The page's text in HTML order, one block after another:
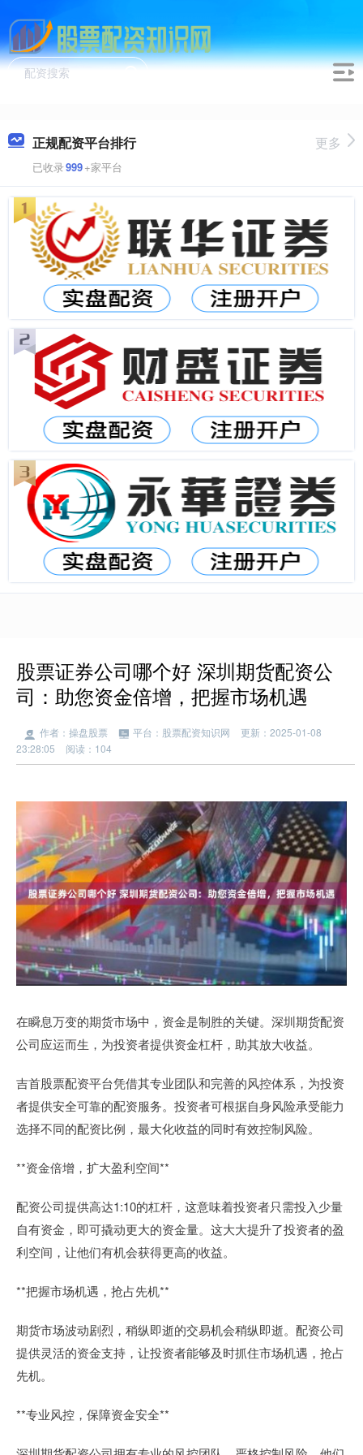
正规配资平台排行
已收录999+家平台
更多
股票证券公司哪个好 深圳期货配资公
司：助您资金倍增，把握市场机遇
作者：操盘股票 平台：股票配资知识网
更新：2025-01-08
23:28:05
阅读：104
在瞬息万变的期货市场中，资金是制胜的关键。深圳期货配资
公司应运而生，为投资者提供资金杠杆，助其放大收益。
吉首股票配资平台凭借其专业团队和完善的风控体系，为投资
者提供安全可靠的配资服务。投资者可根据自身风险承受能力
选择不同的配资比例，最大化收益的同时有效控制风险。
**资金倍增，扩大盈利空间**
配资公司提供高达1:10的杠杆，这意味着投资者只需投入少量
自有资金，即可撬动更大的资金量。这大大提升了投资者的盈
利空间，让他们有机会获得更高的收益。
**把握市场机遇，抢占先机**
期货市场波动剧烈，稍纵即逝的交易机会稍纵即逝。配资公司
提供灵活的资金支持，让投资者能够及时抓住市场机遇，抢占
先机。
**专业风控，保障资金安全**